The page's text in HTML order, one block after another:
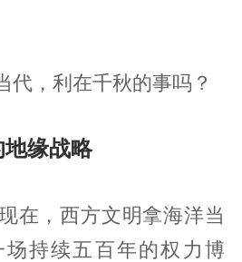
代，利在千秋的事吗？
地缘战略
在，西方文明拿海洋当
持续五百年的权力博